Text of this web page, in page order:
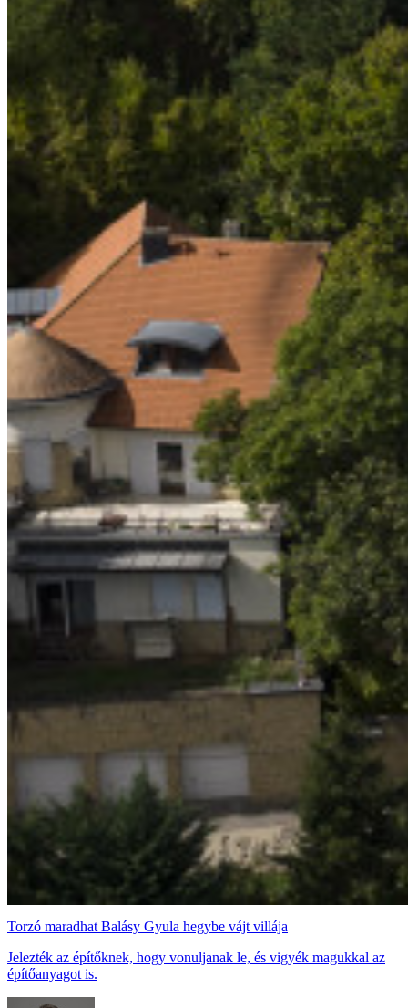
Torzó maradhat Balásy Gyula hegybe vájt villája
Jelezték az építőknek, hogy vonuljanak le, és vigyék magukkal az
építőanyagot is.